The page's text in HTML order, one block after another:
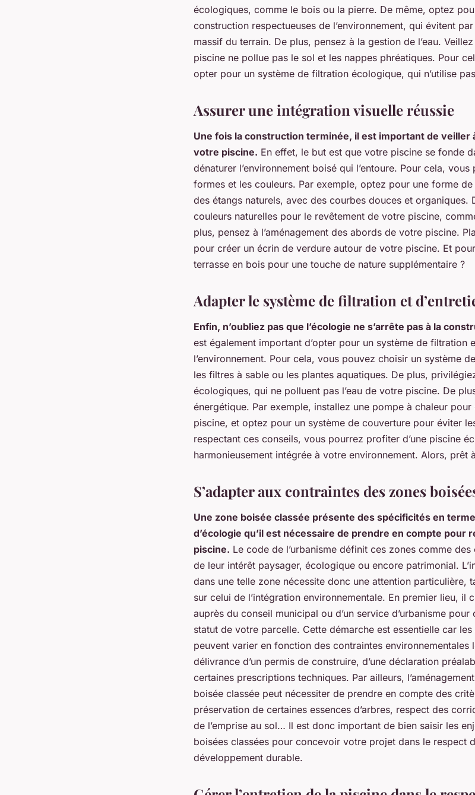
écologiques, comme le bois ou la pierre. De même, optez
construction respectueuses de l’environnement, qui évitent
massif du terrain. De plus, pensez à la gestion de l’eau.
piscine ne pollue pas le sol et les nappes phréatiques. Pour
opter pour un système de filtration écologique, qui n’utilise
Assurer une intégration visuelle réussie
Une fois la construction terminée, il est important de veiller
votre piscine. En effet, le but est que votre piscine se fonde
dénaturer l’environnement boisé qui l’entoure. Pour cela,
formes et les couleurs. Par exemple, optez pour une forme
des étangs naturels, avec des courbes douces et organiques.
couleurs naturelles pour le revêtement de votre piscine,
plus, pensez à l’aménagement des abords de votre piscine.
pour créer un écrin de verdure autour de votre piscine. Et
terrasse en bois pour une touche de nature supplémentaire ?
Adapter le système de filtration et
Enfin, n’oubliez pas que l’écologie ne s’arrête pas à la
est également important d’opter pour un système de filtration
l’environnement. Pour cela, vous pouvez choisir un système
les filtres à sable ou les plantes aquatiques. De plus,
écologiques, qui ne polluent pas l’eau de votre piscine. De
énergétique. Par exemple, installez une pompe à chaleur pour
piscine, et optez pour un système de couverture pour éviter
respectant ces conseils, vous pourrez profiter d’une piscine
harmonieusement intégrée à votre environnement. Alors, prêt
S’adapter aux contraintes des zones
Une zone boisée classée présente des spécificités en
d’écologie qu’il est nécessaire de prendre en compte pour
piscine. Le code de l’urbanisme définit ces zones comme
de leur intérêt paysager, écologique ou encore patrimonial.
dans une telle zone nécessite donc une attention particulière,
sur celui de l’intégration environnementale. En premier lieu, il
auprès du conseil municipal ou d’un service d’urbanisme
statut de votre parcelle. Cette démarche est essentielle car les
peuvent varier en fonction des contraintes environnementales
délivrance d’un permis de construire, d’une déclaration
certaines prescriptions techniques. Par ailleurs,
boisée classée peut nécessiter de prendre en compte des
préservation de certaines essences d’arbres, respect des
de l’emprise au sol… Il est donc important de bien saisir les
boisées classées pour concevoir votre projet dans le respect
développement durable.